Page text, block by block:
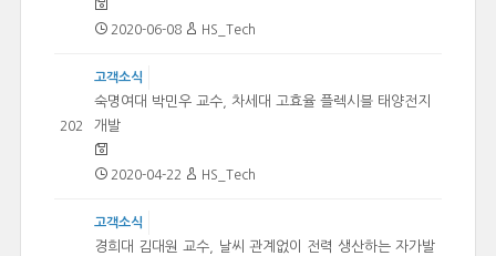
2020-06-08 HS_Tech
202
고객소식
숙명여대 박민우 교수, 차세대 고효율 플렉시블 태양전지
개발
2020-04-22 HS_Tech
고객소식
경희대 김대원 교수, 날씨 관계없이 전력 생산하는 자가발